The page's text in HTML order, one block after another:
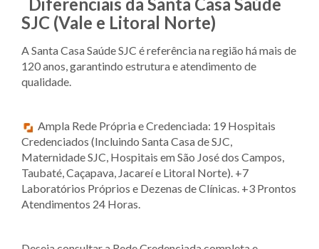
SJC (Vale e Litoral Norte)
A Santa Casa Saúde SJC é referência na região há mais de
120 anos, garantindo estrutura e atendimento de
qualidade.
Ampla Rede Própria e Credenciada: 19 Hospitais
Credenciados (Incluindo Santa Casa de SJC,
Maternidade SJC, Hospitais em São José dos Campos,
Taubaté, Caçapava, Jacareí e Litoral Norte). +7
Laboratórios Próprios e Dezenas de Clínicas. +3 Prontos
Atendimentos 24 Horas.